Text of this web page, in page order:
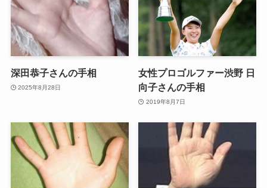
深田恭子さんの手相
2025年8月28日
女性プロゴルファー渋野 日
向子さんの手相
2019年8月7日